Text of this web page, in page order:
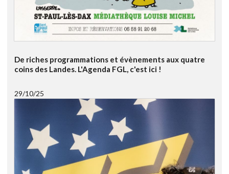
De riches programmations et évènements aux quatre
coins des Landes. L'Agenda FGL, c'est ici !
29/10/25